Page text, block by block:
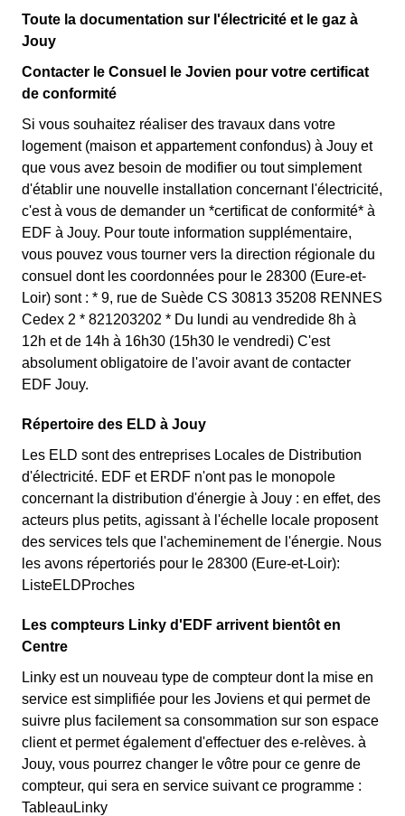
Toute la documentation sur l'électricité et le gaz à
Jouy
Contacter le Consuel le Jovien pour votre certificat
de conformité
Si vous souhaitez réaliser des travaux dans votre
logement (maison et appartement confondus) à Jouy et
que vous avez besoin de modifier ou tout simplement
d'établir une nouvelle installation concernant l'électricité,
c'est à vous de demander un *certificat de conformité* à
EDF à Jouy. Pour toute information supplémentaire,
vous pouvez vous tourner vers la direction régionale du
consuel dont les coordonnées pour le 28300 (Eure-et-
Loir) sont : * 9, rue de Suède CS 30813 35208 RENNES
Cedex 2 * 821203202 * Du lundi au vendredide 8h à
12h et de 14h à 16h30 (15h30 le vendredi) C'est
absolument obligatoire de l'avoir avant de contacter
EDF Jouy.
Répertoire des ELD à Jouy
Les ELD sont des entreprises Locales de Distribution
d'électricité. EDF et ERDF n'ont pas le monopole
concernant la distribution d'énergie à Jouy : en effet, des
acteurs plus petits, agissant à l'échelle locale proposent
des services tels que l'acheminement de l'énergie. Nous
les avons répertoriés pour le 28300 (Eure-et-Loir):
ListeELDProches
Les compteurs Linky d'EDF arrivent bientôt en
Centre
Linky est un nouveau type de compteur dont la mise en
service est simplifiée pour les Joviens et qui permet de
suivre plus facilement sa consommation sur son espace
client et permet également d'effectuer des e-relèves. à
Jouy, vous pourrez changer le vôtre pour ce genre de
compteur, qui sera en service suivant ce programme :
TableauLinky